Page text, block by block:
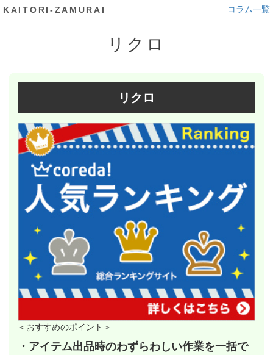
KAITORI-ZAMURAI コラム一覧
リクロ
リクロ
＜おすすめのポイント＞
・アイテム出品時のわずらわしい作業を一括で